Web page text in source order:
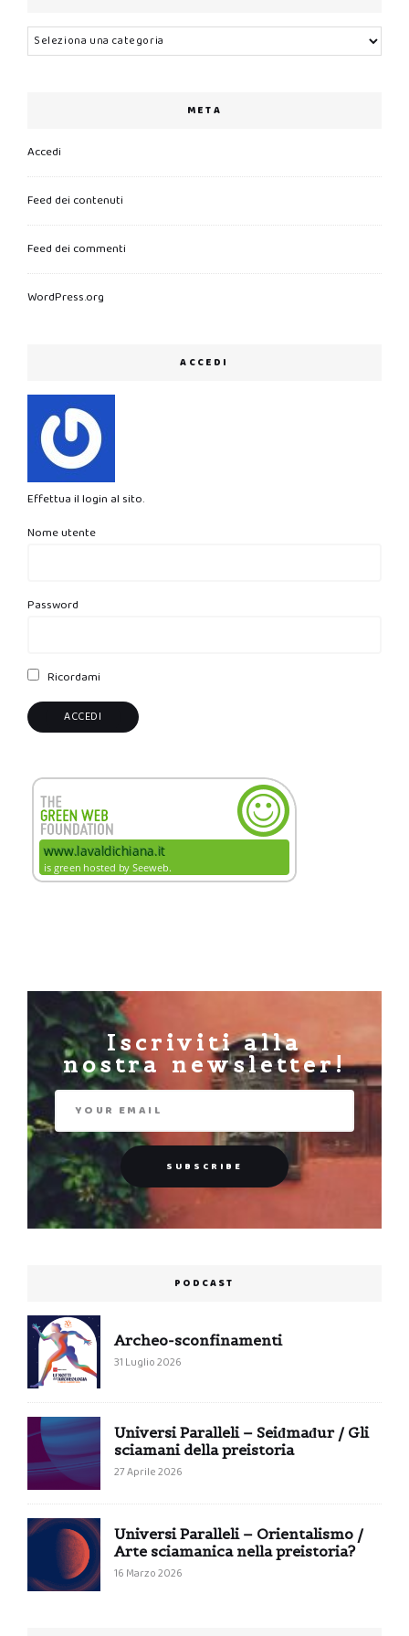
Categorie
META
Accedi
Feed dei contenuti
Feed dei commenti
WordPress.org
ACCEDI
Effettua il login al sito.
Nome utente
Password
Ricordami
Iscriviti alla
nostra newsletter!
PODCAST
Archeo-sconfinamenti
31 Luglio 2026
Universi Paralleli – Seiđmađur / Gli
sciamani della preistoria
27 Aprile 2026
Universi Paralleli – Orientalismo /
Arte sciamanica nella preistoria?
16 Marzo 2026